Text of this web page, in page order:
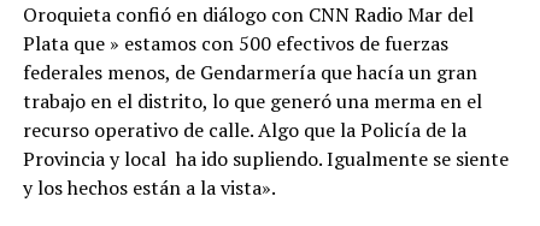
Oroquieta confió en diálogo con CNN Radio Mar del
Plata que » estamos con 500 efectivos de fuerzas
federales menos, de Gendarmería que hacía un gran
trabajo en el distrito, lo que generó una merma en el
recurso operativo de calle. Algo que la Policía de la
Provincia y local ha ido supliendo. Igualmente se siente
y los hechos están a la vista».